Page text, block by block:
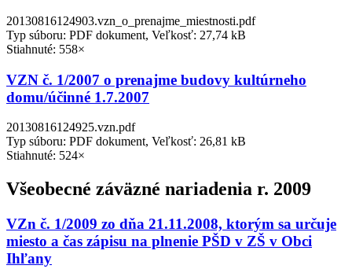
20130816124903.vzn_o_prenajme_miestnosti.pdf
Typ súboru: PDF dokument, Veľkosť: 27,74 kB
Stiahnuté: 558×
VZN č. 1/2007 o prenajme budovy kultúrneho
domu/účinné 1.7.2007
20130816124925.vzn.pdf
Typ súboru: PDF dokument, Veľkosť: 26,81 kB
Stiahnuté: 524×
Všeobecné záväzné nariadenia r. 2009
VZn č. 1/2009 zo dňa 21.11.2008, ktorým sa určuje
miesto a čas zápisu na plnenie PŠD v ZŠ v Obci
Ihľany